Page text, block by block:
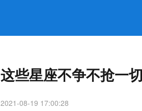
这些星座不争不抢一
2021-08-19 17:00:28